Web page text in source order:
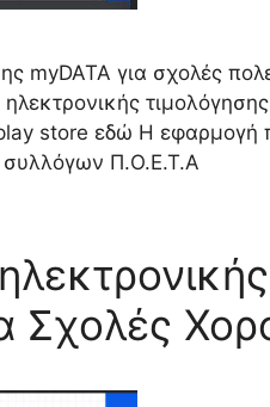
myDATA για σχολές
store εδώ Η εφαρμογή
Π.Ο.Ε.Τ.Α
Σχολές